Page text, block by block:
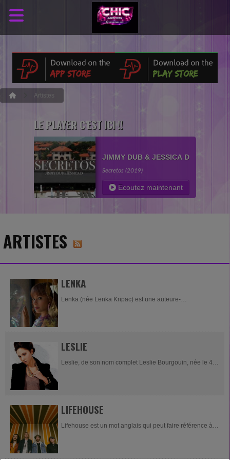
Artistes
LE PLAYER C'EST ICI !!
JIMMY DUB & JESSICA D
Secretos (2019)
Ecoutez maintenant
ARTISTES
LENKA
Lenka (née Lenka Kripac) est une auteure-
septembre...
LESLIE
Leslie, de son nom complet Leslie Bourgouin, née le 4
LIFEHOUSE
Lifehouse est un mot anglais qui peut faire référence à :